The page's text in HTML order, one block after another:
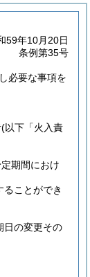
59年10月20日
条例第35号
必要な事項を
(以下「火入責
期間におけ
ことができ
日の変更その